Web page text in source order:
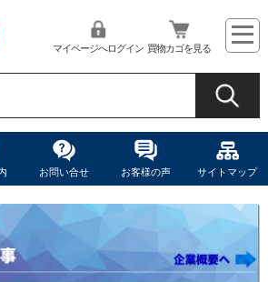
マイページへログイン 買物カゴを見る
お問い合せ お客様の声 サイトマップ